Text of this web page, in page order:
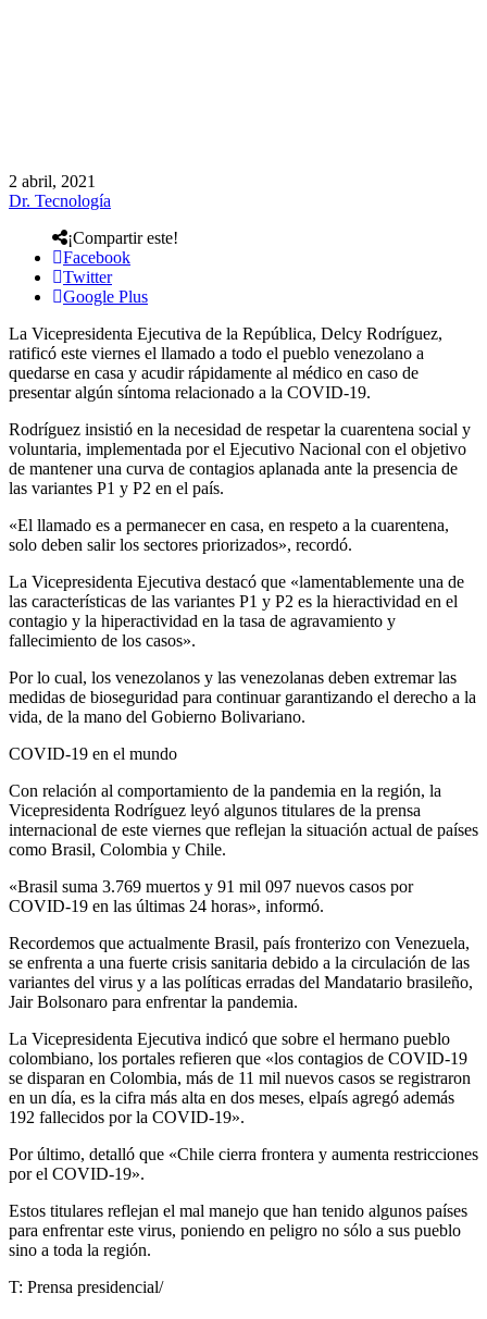
2 abril, 2021
Dr. Tecnología
¡Compartir este!
Facebook
Twitter
Google Plus
La Vicepresidenta Ejecutiva de la República, Delcy Rodríguez,
ratificó este viernes el llamado a todo el pueblo venezolano a
quedarse en casa y acudir rápidamente al médico en caso de
presentar algún síntoma relacionado a la COVID-19.
Rodríguez insistió en la necesidad de respetar la cuarentena social y
voluntaria, implementada por el Ejecutivo Nacional con el objetivo
de mantener una curva de contagios aplanada ante la presencia de
las variantes P1 y P2 en el país.
«El llamado es a permanecer en casa, en respeto a la cuarentena,
solo deben salir los sectores priorizados», recordó.
La Vicepresidenta Ejecutiva destacó que «lamentablemente una de
las características de las variantes P1 y P2 es la hieractividad en el
contagio y la hiperactividad en la tasa de agravamiento y
fallecimiento de los casos».
Por lo cual, los venezolanos y las venezolanas deben extremar las
medidas de bioseguridad para continuar garantizando el derecho a la
vida, de la mano del Gobierno Bolivariano.
COVID-19 en el mundo
Con relación al comportamiento de la pandemia en la región, la
Vicepresidenta Rodríguez leyó algunos titulares de la prensa
internacional de este viernes que reflejan la situación actual de países
como Brasil, Colombia y Chile.
«Brasil suma 3.769 muertos y 91 mil 097 nuevos casos por
COVID-19 en las últimas 24 horas», informó.
Recordemos que actualmente Brasil, país fronterizo con Venezuela,
se enfrenta a una fuerte crisis sanitaria debido a la circulación de las
variantes del virus y a las políticas erradas del Mandatario brasileño,
Jair Bolsonaro para enfrentar la pandemia.
La Vicepresidenta Ejecutiva indicó que sobre el hermano pueblo
colombiano, los portales refieren que «los contagios de COVID-19
se disparan en Colombia, más de 11 mil nuevos casos se registraron
en un día, es la cifra más alta en dos meses, elpaís agregó además
192 fallecidos por la COVID-19».
Por último, detalló que «Chile cierra frontera y aumenta restricciones
por el COVID-19».
Estos titulares reflejan el mal manejo que han tenido algunos países
para enfrentar este virus, poniendo en peligro no sólo a sus pueblo
sino a toda la región.
T: Prensa presidencial/